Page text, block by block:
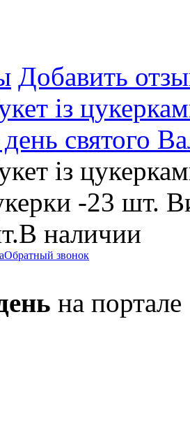
Добавить
із
святого
із
-23 шт.
В наличии
Обратный звонок
на портале